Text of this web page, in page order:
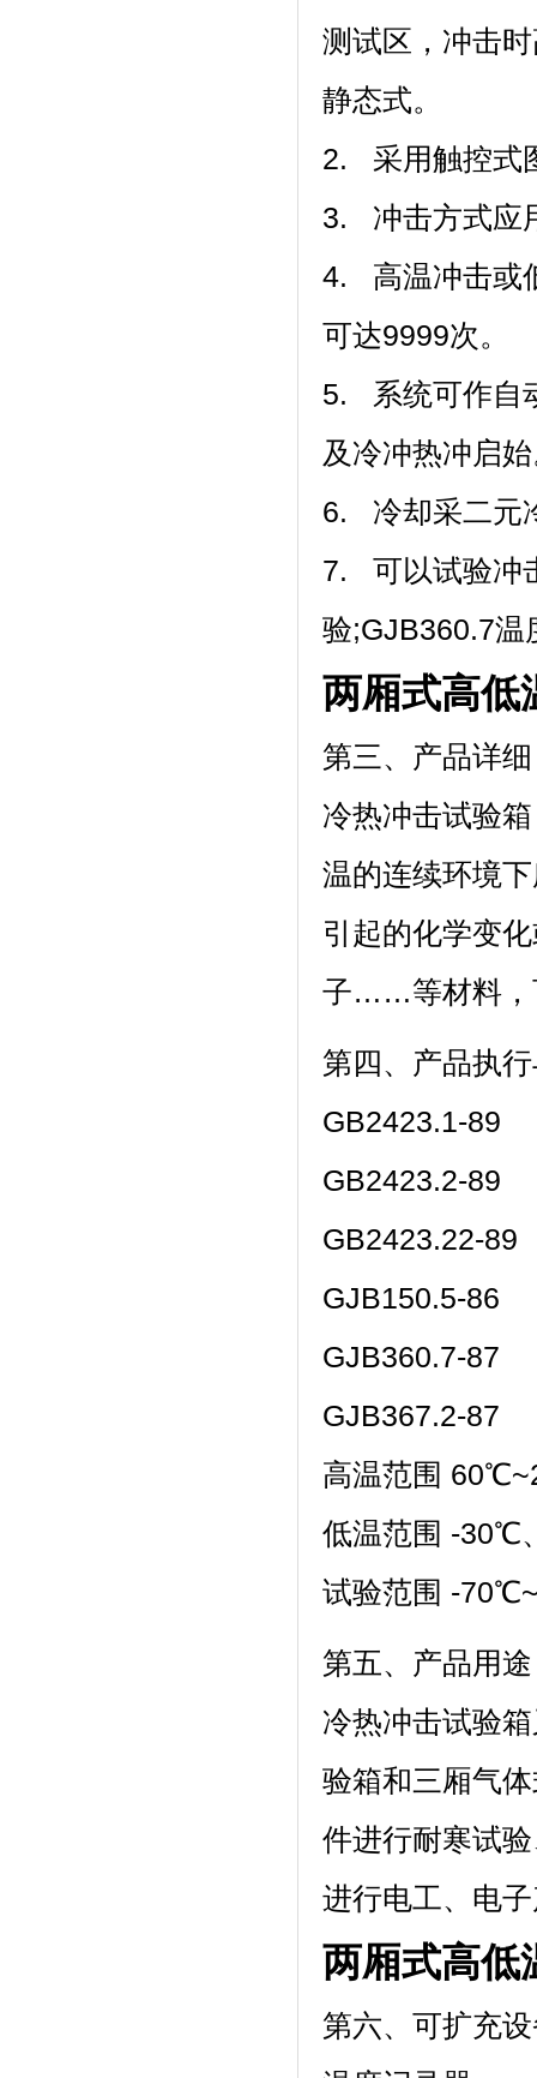
测试区，冲
静态式。
2. 采用触控式图
3. 冲击方式应用
4. 高温冲击或
可达9999次。
5. 系统可作自
及冷冲热冲启始
6. 冷却采二元冷冻
7. 可以试验冲
验;GJB360.7温
两厢式高低
第三、产品详细
冷热冲击试验箱
温的连续环境下
引起的化学变化或
子……等材料，
第四、产品
GB2423.1-89
GB2423.2-89
GB2423.22-89
GJB150.5-86
GJB360.7-87
GJB367.2-87
高温范围
低温范围 -
试验范围 -
第五、产品用途
冷热冲击试验箱
验箱和三厢气体
件进行耐寒试验
进行电工、电
两厢式高低
第六、可扩充